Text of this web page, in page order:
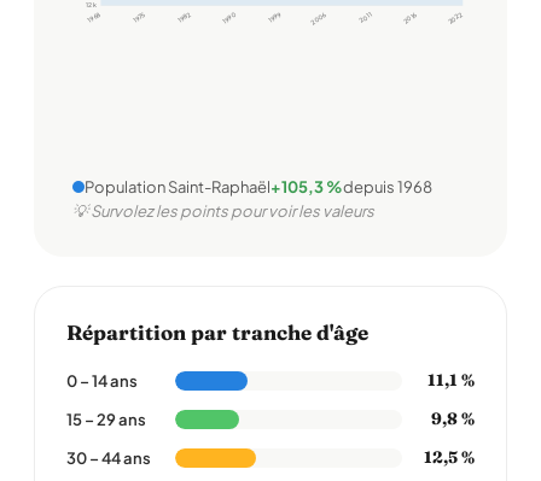
12 k
1968 1975 1982 1990 1999 2006 2011 2016 2022
Population Saint-Raphaël+105,3 %depuis 1968
💡 Survolez les points pour voir les valeurs
Répartition par tranche d'âge
0 – 14 ans 11,1 %
15 – 29 ans 9,8 %
30 – 44 ans 12,5 %